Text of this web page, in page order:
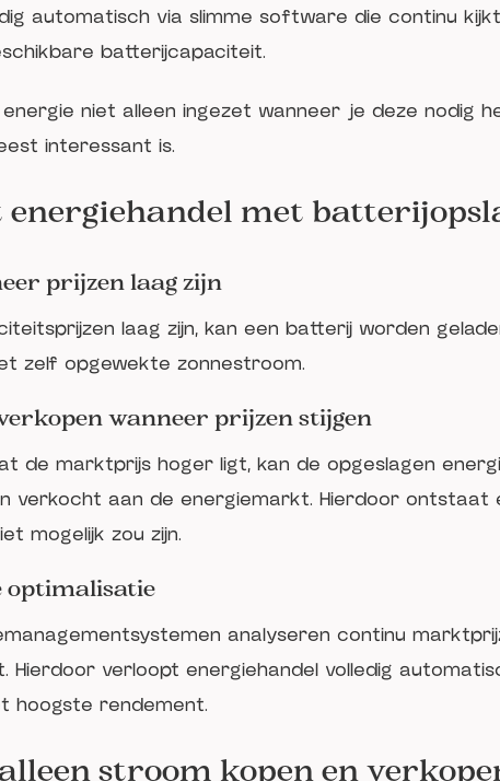
automatisch via slimme software die continu
batterijcapaciteit.
niet alleen ingezet wanneer je deze nodig
interessant is.
energiehandel met
prijzen laag zijn
laag zijn, kan een batterij worden
zelf opgewekte zonnestroom.
wanneer prijzen stijgen
de marktprijs hoger ligt, kan de opgeslagen
verkocht aan de energiemarkt. Hierdoor ontstaat
mogelijk zou zijn.
optimalisatie
analyseren continu
Hierdoor verloopt energiehandel volledig
hoogste rendement.
stroom kopen en